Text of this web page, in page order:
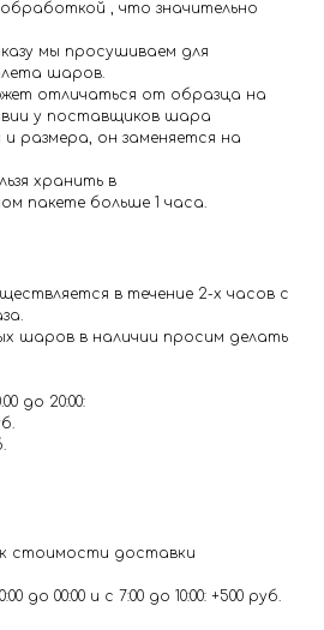
, что значительно
мы просушиваем для
шаров.
отличаться от образца на
у поставщиков шара
размера, он заменяется на
хранить в
пакете больше 1 часа.
в течение 2-х часов с
шаров в наличии просим делать
до 20:00:
к стоимости доставки
00:00 и с 7:00 до 10:00: +500 руб.